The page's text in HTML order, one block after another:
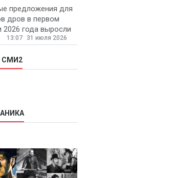
предложения для
дров в первом
2026 года выросли
тысяч рублей в
13:07 31 июля 2026
СМИ2